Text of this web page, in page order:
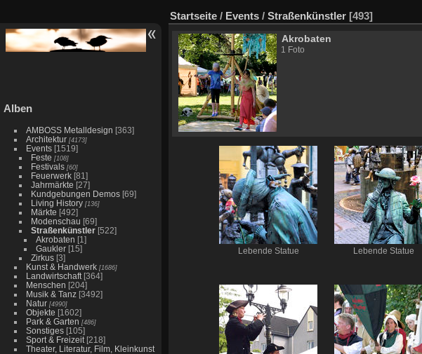
Alben
AMBOSS Metalldesign [363]
Architektur [4173]
Events [1519]
Feste [108]
Festivals [60]
Feuerwerk [81]
Jahrmärkte [27]
Kundgebungen Demos [69]
Living History [136]
Märkte [492]
Modenschau [69]
Straßenkünstler [522]
Akrobaten [1]
Gaukler [15]
Zirkus [3]
Kunst & Handwerk [1686]
Landwirtschaft [364]
Menschen [204]
Musik & Tanz [3492]
Natur [4990]
Objekte [1602]
Park & Garten [486]
Sonstiges [105]
Sport & Freizeit [218]
Theater, Literatur, Film, Kleinkunst
Startseite / Events / Straßenkünstler [493]
Akrobaten
1 Foto
Lebende Statue Lebende Statue